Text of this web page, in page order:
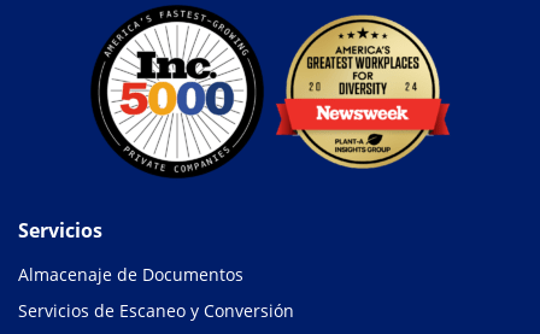
Servicios
Almacenaje de Documentos
Servicios de Escaneo y Conversión